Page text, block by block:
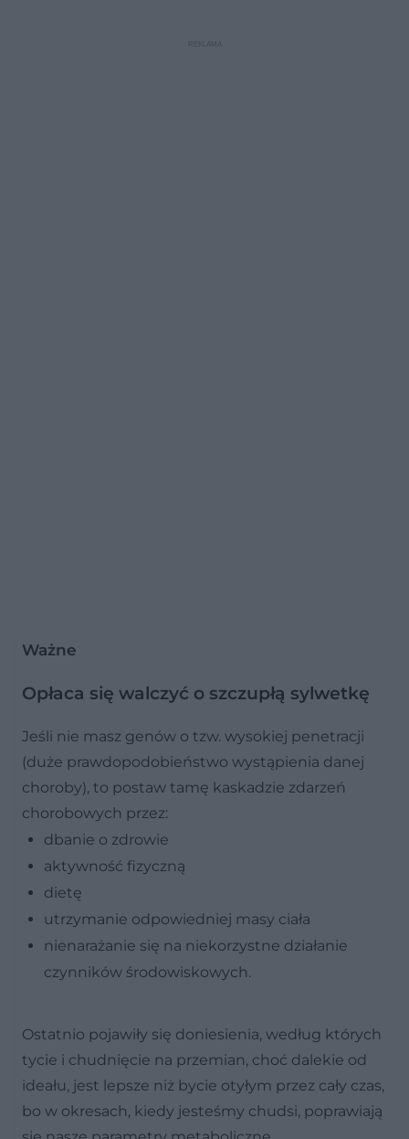
Ważne
Opłaca się walczyć o szczupłą sylwetkę
Jeśli nie masz genów o tzw. wysokiej penetracji
(duże prawdopodobieństwo wystąpienia danej
choroby), to postaw tamę kaskadzie zdarzeń
chorobowych przez:
dbanie o zdrowie
aktywność fizyczną
dietę
utrzymanie odpowiedniej masy ciała
nienarażanie się na niekorzystne działanie
czynników środowiskowych.
Ostatnio pojawiły się doniesienia, według których
tycie i chudnięcie na przemian, choć dalekie od
ideału, jest lepsze niż bycie otyłym przez cały czas,
bo w okresach, kiedy jesteśmy chudsi, poprawiają